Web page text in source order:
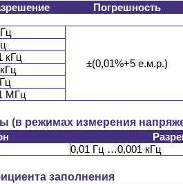
Погрешность
±(0,01%+5 е.м.р.)
кГц
МГц
(в режимах измерения
0,01 Гц …0,001 кГц
заполнения